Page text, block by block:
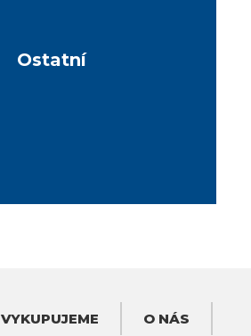
Ostatní
VYKUPUJEME O NÁS